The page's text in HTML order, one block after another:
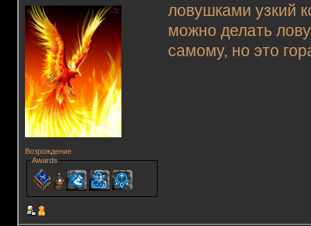
Возрождение
Awards
ловушками узкий
можно делать
самому, но это